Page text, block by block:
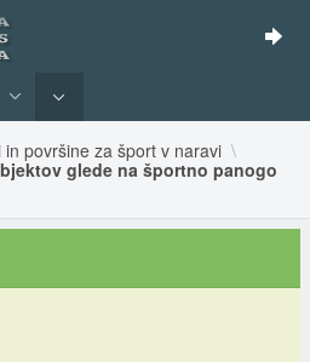
površine za šport v naravi
glede na športno panogo